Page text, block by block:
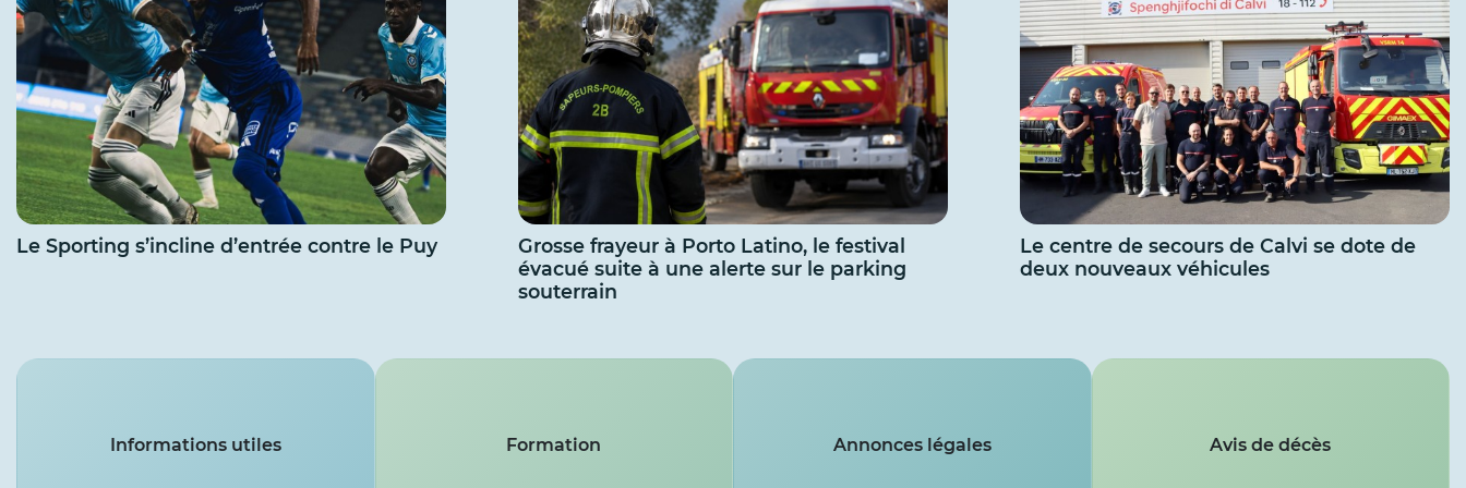
Le Sporting s’incline d’entrée contre le Puy
Grosse frayeur à Porto Latino, le festival
évacué suite à une alerte sur le parking
souterrain
Le centre de secours de Calvi se dote de
deux nouveaux véhicules
Services
Informations utiles Formation Annonces légales Avis de décès